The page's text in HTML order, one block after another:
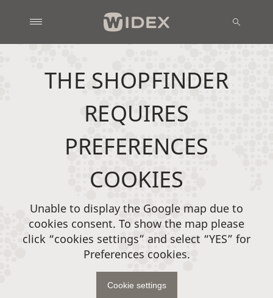
THE SHOPFINDER
REQUIRES
PREFERENCES
COOKIES
Unable to display the Google map due to
cookies consent. To show the map please
click “cookies settings” and select “YES” for
Preferences cookies.
Cookie settings